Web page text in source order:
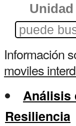
Información
moviles
Análisis
Resiliencia